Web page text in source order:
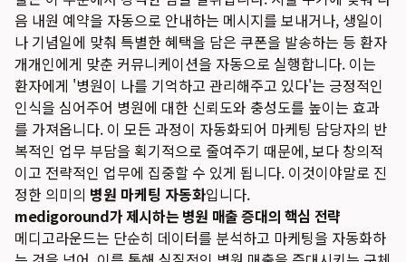
음 내원 예약을 자동으로 안내하는 메시지를 보내거나, 생일이
나 기념일에 맞춰 특별한 혜택을 담은 쿠폰을 발송하는 등 환자
개개인에게 맞춘 커뮤니케이션을 자동으로 실행합니다. 이는
환자에게 '병원이 나를 기억하고 관리해주고 있다'는 긍정적인
인식을 심어주어 병원에 대한 신뢰도와 충성도를 높이는 효과
를 가져옵니다. 이 모든 과정이 자동화되어 마케팅 담당자의 반
복적인 업무 부담을 획기적으로 줄여주기 때문에, 보다 창의적
이고 전략적인 업무에 집중할 수 있게 됩니다. 이것이야말로 진
정한 의미의 병원 마케팅 자동화입니다.
medigoround가 제시하는 병원 매출 증대의 핵심 전략
메디고라운드는 단순히 데이터를 분석하고 마케팅을 자동화하